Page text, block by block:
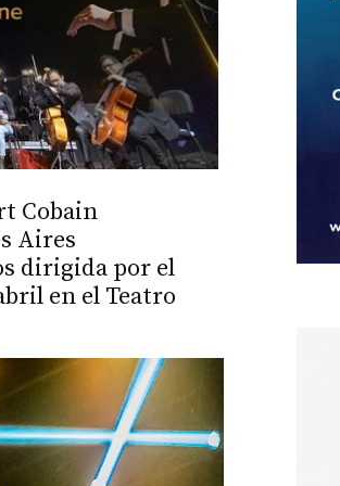
Cobain
Aires
dirigida por el
en el Teatro